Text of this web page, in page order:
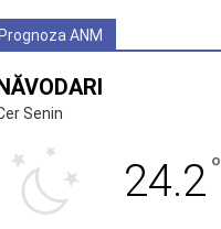
Prognoza ANM
Senin
24.2°